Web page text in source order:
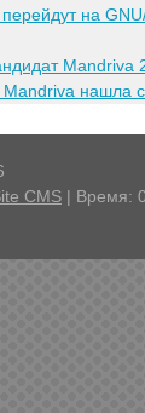
на
Mandriva
нашла
CMS | Время: